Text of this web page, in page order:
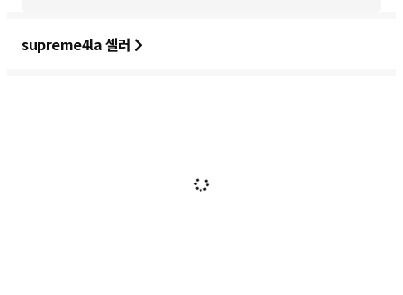
supreme4la 셀러